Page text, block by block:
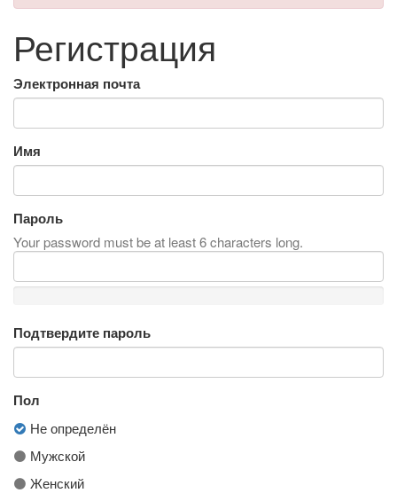
Регистрация
Электронная почта
Имя
Пароль
Your password must be at least 6 characters long.
Подтвердите пароль
Пол
Не определён
Мужской
Женский